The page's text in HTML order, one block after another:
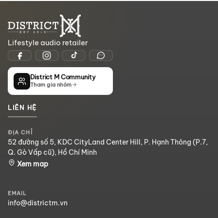
Lifestyle audio retailer
District M Community
Tham gia nhóm
LIÊN HỆ
ĐỊA CHỈ
52 đường số 5, KDC CityLand Center Hill, P. Hạnh Thông (P.7,
Q. Gò Vấp cũ), Hồ Chí Minh
Xem map
EMAIL
info@districtm.vn